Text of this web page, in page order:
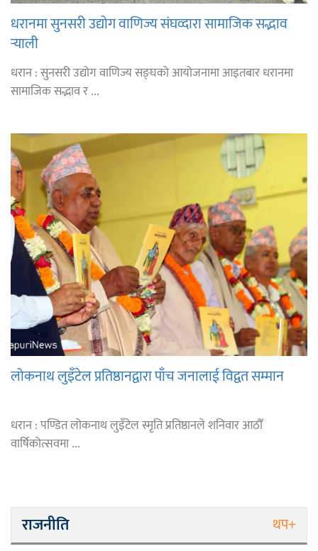
धरानमा सुनसरी उद्योग वाणिज्य संघव्दारा सामाजिक सद्भाव
र्‍याली
धरान : सुनसरी उद्योग वाणिज्य सङ्घको आयोजनामा आइतबार धरानमा
सामाजिक सद्भाव र ...
लोकनाथ लुइँटेल प्रतिष्ठानद्वारा पाँच जनालाई विद्वत सम्मान
धरान : पण्डित लोकनाथ लुइँटेल स्मृति प्रतिष्ठानले शनिवार आठौँ
वार्षिकोत्सवमा ...
राजनीति थप+